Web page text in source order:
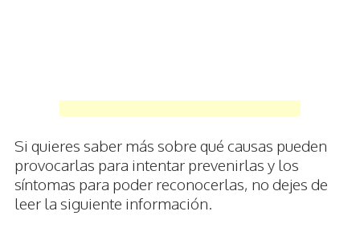
Si quieres saber más sobre qué causas pueden
provocarlas para intentar prevenirlas y los
síntomas para poder reconocerlas, no dejes de
leer la siguiente información.